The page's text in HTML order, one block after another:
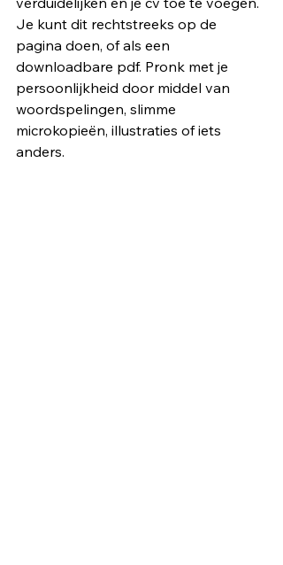
Je kunt dit rechtstreeks op de
pagina doen, of als een
downloadbare pdf. Pronk met je
persoonlijkheid door middel van
woordspelingen, slimme
microkopieën, illustraties of iets
anders.